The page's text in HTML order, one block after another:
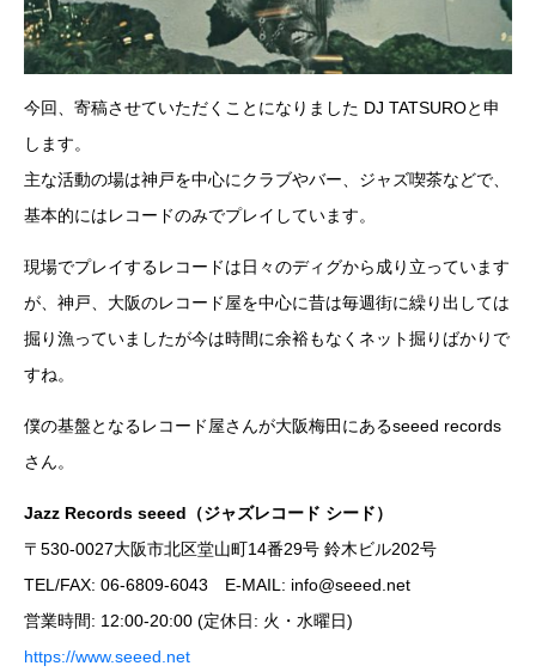
今回、寄稿させていただくことになりました DJ TATSUROと申
します。
主な活動の場は神戸を中心にクラブやバー、ジャズ喫茶などで、
基本的にはレコードのみでプレイしています。
現場でプレイするレコードは日々のディグから成り立っています
が、神戸、大阪のレコード屋を中心に昔は毎週街に繰り出しては
掘り漁っていましたが今は時間に余裕もなくネット掘りばかりで
すね。
僕の基盤となるレコード屋さんが大阪梅田にあるseeed records
さん。
Jazz Records seeed（ジャズレコード シード）
〒530-0027大阪市北区堂山町14番29号 鈴木ビル202号
TEL/FAX: 06-6809-6043 E-MAIL: info@seeed.net
営業時間: 12:00-20:00 (定休日: 火・水曜日)
https://www.seeed.net